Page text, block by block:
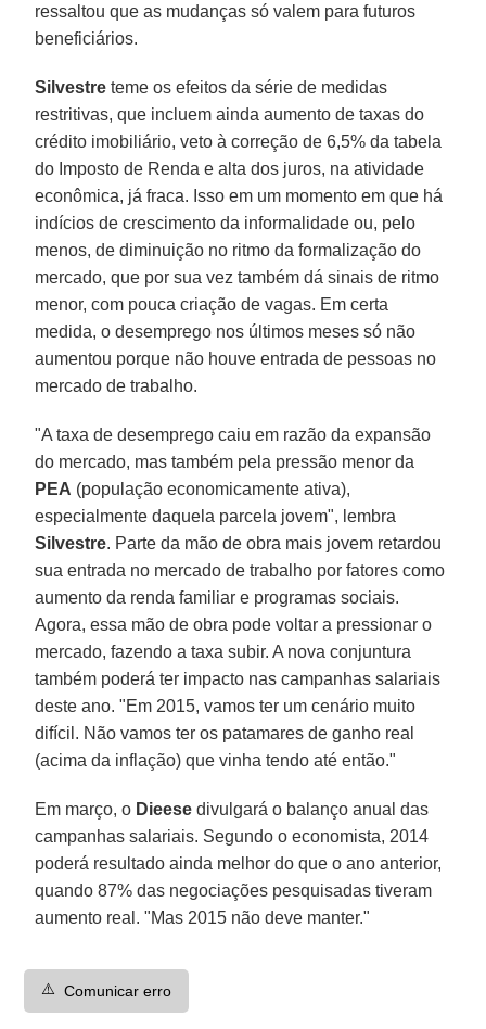
ressaltou que as mudanças só valem para futuros
beneficiários.
Silvestre teme os efeitos da série de medidas
restritivas, que incluem ainda aumento de taxas do
crédito imobiliário, veto à correção de 6,5% da tabela
do Imposto de Renda e alta dos juros, na atividade
econômica, já fraca. Isso em um momento em que há
indícios de crescimento da informalidade ou, pelo
menos, de diminuição no ritmo da formalização do
mercado, que por sua vez também dá sinais de ritmo
menor, com pouca criação de vagas. Em certa
medida, o desemprego nos últimos meses só não
aumentou porque não houve entrada de pessoas no
mercado de trabalho.
"A taxa de desemprego caiu em razão da expansão
do mercado, mas também pela pressão menor da
PEA (população economicamente ativa),
especialmente daquela parcela jovem", lembra
Silvestre. Parte da mão de obra mais jovem retardou
sua entrada no mercado de trabalho por fatores como
aumento da renda familiar e programas sociais.
Agora, essa mão de obra pode voltar a pressionar o
mercado, fazendo a taxa subir. A nova conjuntura
também poderá ter impacto nas campanhas salariais
deste ano. "Em 2015, vamos ter um cenário muito
difícil. Não vamos ter os patamares de ganho real
(acima da inflação) que vinha tendo até então."
Em março, o Dieese divulgará o balanço anual das
campanhas salariais. Segundo o economista, 2014
poderá resultado ainda melhor do que o ano anterior,
quando 87% das negociações pesquisadas tiveram
aumento real. "Mas 2015 não deve manter."
⚠️ Comunicar erro